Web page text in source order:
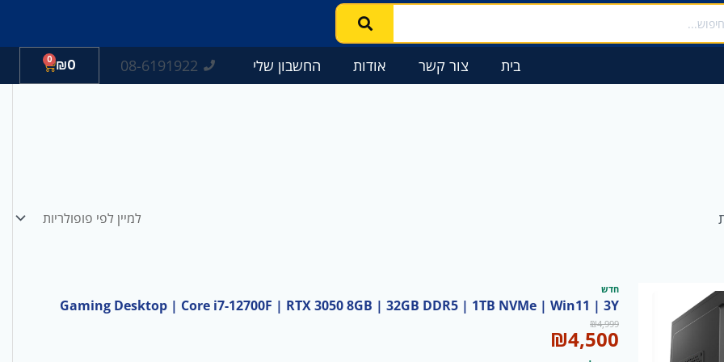
08-6191922
₪0
0
עגלת
קניות
בית צור קשר אודות החשבון שלי
ממוין
לפי
חדש
Gaming Desktop | Core i7-12700F | RTX 3050 8GB | 32GB DDR5 | 1TB NVMe | Win11 | 3Y
₪4,999
המחיר
המקורי₪4,500